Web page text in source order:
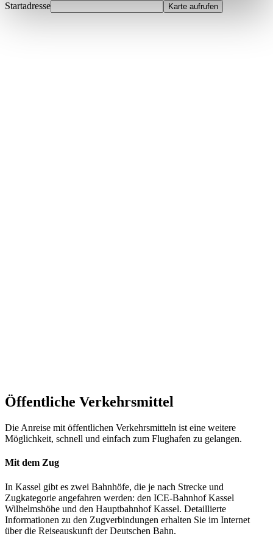
Startadresse Karte aufrufen
Öffentliche Verkehrsmittel
Die Anreise mit öffentlichen Verkehrsmitteln ist eine weitere
Möglichkeit, schnell und einfach zum Flughafen zu gelangen.
Mit dem Zug
In Kassel gibt es zwei Bahnhöfe, die je nach Strecke und
Zugkategorie angefahren werden: den ICE-Bahnhof Kassel
Wilhelmshöhe und den Hauptbahnhof Kassel. Detaillierte
Informationen zu den Zugverbindungen erhalten Sie im Internet
über die Reiseauskunft der Deutschen Bahn.